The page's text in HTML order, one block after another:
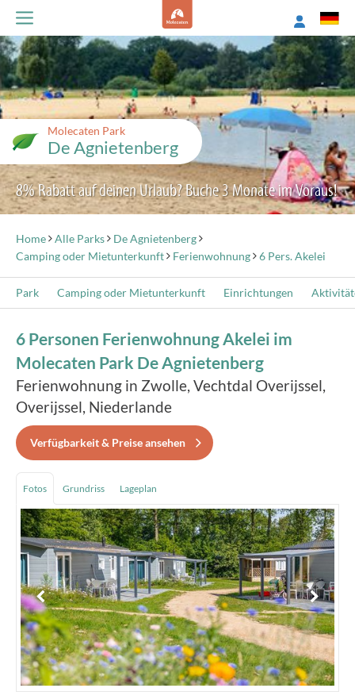
Molecaten Park
De Agnietenberg
8% Rabatt auf deinen Urlaub? Buche 3 Monate im Voraus!
Home Alle Parks
De Agnietenberg
Camping oder Mietunterkunft
Ferienwohnung 6 Pers. Akelei
Park Camping oder Mietunterkunft Einrichtungen
6 Personen Ferienwohnung Akelei im
Molecaten Park De Agnietenberg
Ferienwohnung in Zwolle, Vechtdal Overijssel,
Overijssel, Niederlande
Verfügbarkeit & Preise ansehen
Fotos Grundriss Lageplan